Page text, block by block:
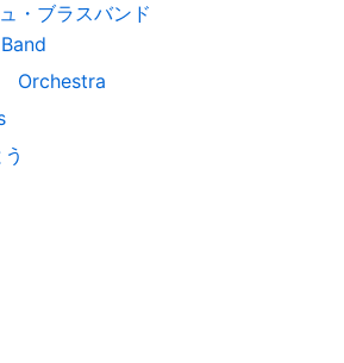
・ブラスバンド
Orchestra